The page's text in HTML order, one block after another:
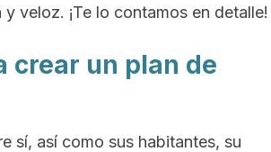
veloz. ¡Te lo contamos en detalle!
crear un plan de
sí, así como sus habitantes, su